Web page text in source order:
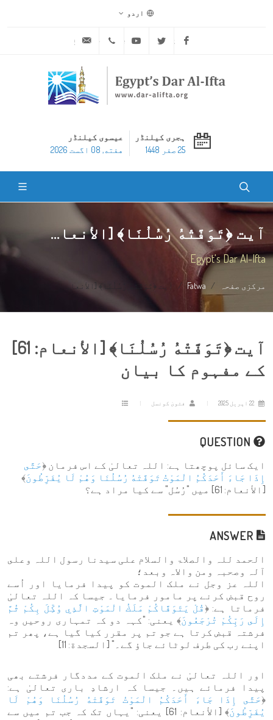
اردو
Facebook
Twitter
Youtube
ہجری کیلنڈر
25 صفر 1448
عیسوی کیلنڈر
هفته, 08 اگست 2026
آیت ﴿تَوَفَّتْهُ رُسُلُنَا﴾ [الأنعا...
Egypt's Dar Al-Ifta
مرکزی صفحہ Fatwa آیت ﴿تَوَفَّتْهُ رُسُلُنَا﴾ [الأنعا...
آیت ﴿تَوَفَّتْهُ رُسُلُنَا﴾ [الأنعام: 61]
کے مفہوم کا بیان
فتویٰ کونسل
ایک سائل پوچھتا ہے: اللہ تعالیٰ کے اس فرمان ﴿حَتَّى
إِذَا جَاءَ أَحَدَكُمُ الْمَوْتُ تَوَفَّتْهُ رُسُلُنَا وَهُمْ لَا يُفَرِّطُونَ﴾
[الأنعام: 61] میں "رُسُل" سے کیا مراد ہے؟
الحمد للہ والصلاۃ والسلام علی سیدنا رسول اللہ وعلى
آلہ وصحبہ ومن والاہ وبعد؛
اللہ عز وجل نے ملک الموت کو پیدا فرمایا اور اُسے
روح قبض کرنے پر مامور فرمایا۔ جیسا کہ اللہ تعالیٰ
فرماتا ہے: ﴿قُلْ يَتَوَفَّاكُمْ مَلَكُ الْمَوْتِ الَّذِي وُكِّلَ بِكُمْ ثُمَّ
إِلَى رَبِّكُمْ تُرْجَعُونَ﴾ یعنی: "کہہ دو کہ تمہاری روحیں وہ
فرشتہ قبض کرتا ہے جو تم پر مقرر کیا گیا ہے، پھر تم
اپنے رب کی طرف لوٹائے جاؤ گے۔" [السجدة: 11]
اور اللہ تعالیٰ نے ملک الموت کے مددگار فرشتے بھی
پیدا فرمائے ہیں۔ جیسا کہ ارشادِ باری تعالیٰ ہے:
﴿حَتَّى إِذَا جَاءَ أَحَدَكُمُ الْمَوْتُ تَوَفَّتْهُ رُسُلُنَا وَهُمْ لَا
يُفَرِّطُونَ
﴾ [الأنعام: 61] یعنی: "یہاں تک کہ جب تم میں سے